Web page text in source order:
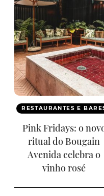
RESTAURANTES E
Pink Fridays: o
ritual do Bougain
Avenida celebra o
vinho rosé